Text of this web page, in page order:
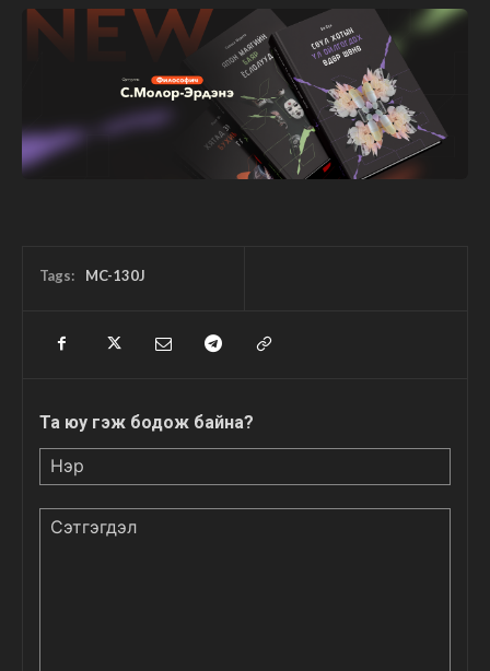
Tags: MC-130J
Та юу гэж бодож байна?